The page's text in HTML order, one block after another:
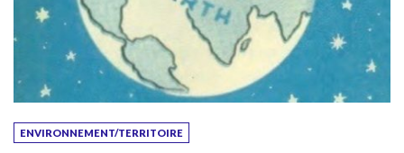
ENVIRONNEMENT/TERRITOIRE